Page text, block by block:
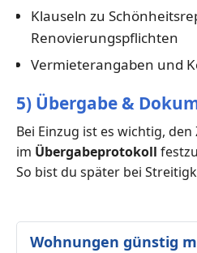
Klauseln zu
Renovierungspflichten
Vermieterangaben und
5) Übergabe &
Bei Einzug ist es wichtig,
im Übergabeprotokoll
So bist du später bei
Wohnungen günstig